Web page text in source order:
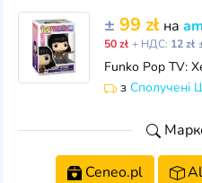
± 99 zł на
50 zł + НДС: 12 zł
з Сполучені
Ceneo.pl